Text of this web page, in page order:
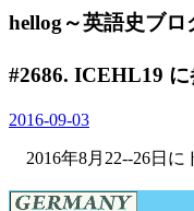
hellog～英語史ブロ
#2686. ICEHL19
2016-09-03
2016年8月22--26日に